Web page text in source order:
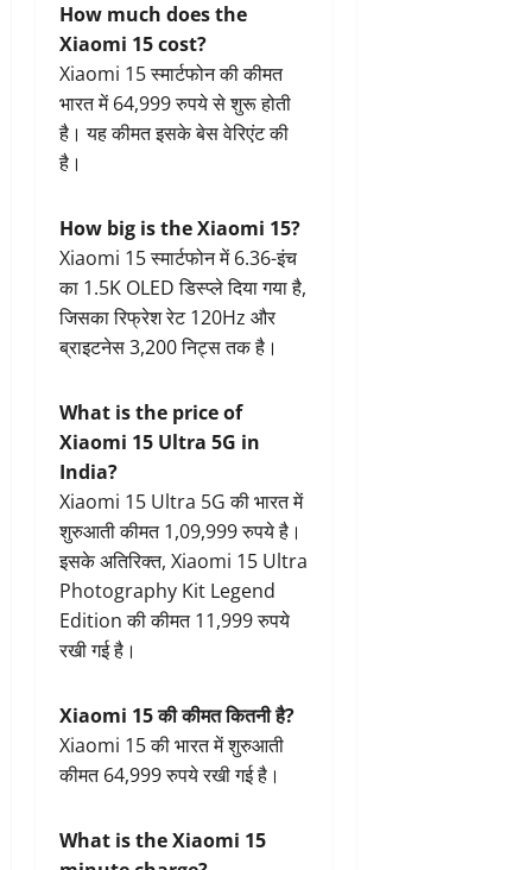
How much does the
Xiaomi 15 cost?
Xiaomi 15 स्मार्टफोन की कीमत
भारत में 64,999 रुपये से शुरू होती
है। यह कीमत इसके बेस वेरिएंट की
है।
How big is the Xiaomi 15?
Xiaomi 15 स्मार्टफोन में 6.36-इंच
का 1.5K OLED डिस्प्ले दिया गया है,
जिसका रिफ्रेश रेट 120Hz और
ब्राइटनेस 3,200 निट्स तक है।
What is the price of
Xiaomi 15 Ultra 5G in
India?
Xiaomi 15 Ultra 5G की भारत में
शुरुआती कीमत 1,09,999 रुपये है।
इसके अतिरिक्त, Xiaomi 15 Ultra
Photography Kit Legend
Edition की कीमत 11,999 रुपये
रखी गई है।
Xiaomi 15 की कीमत कितनी है?
Xiaomi 15 की भारत में शुरुआती
कीमत 64,999 रुपये रखी गई है।
What is the Xiaomi 15